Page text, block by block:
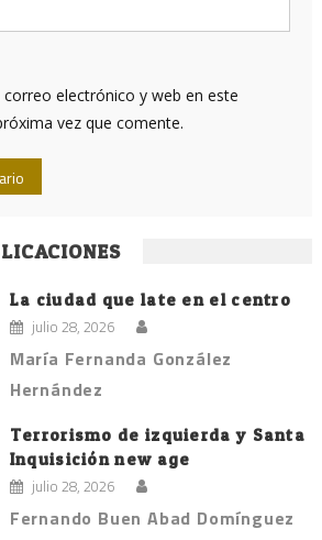
electrónico y web en este
vez que comente.
La ciudad que late en el centro
julio 28, 2026
María Fernanda González
Hernández
Terrorismo de izquierda y Santa
Inquisición new age
julio 28, 2026
Fernando Buen Abad Domínguez